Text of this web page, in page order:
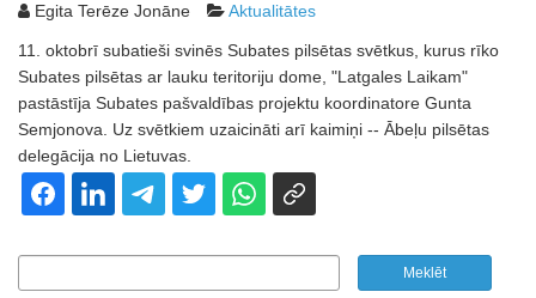
Egita Terēze Jonāne Aktualitātes
11. oktobrī subatieši svinēs Subates pilsētas svētkus, kurus rīko
Subates pilsētas ar lauku teritoriju dome, "Latgales Laikam"
pastāstīja Subates pašvaldības projektu koordinatore Gunta
Semjonova. Uz svētkiem uzaicināti arī kaimiņi -- Ābeļu pilsētas
delegācija no Lietuvas.